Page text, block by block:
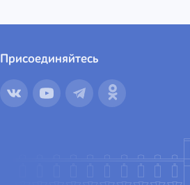
Присоединяйтесь